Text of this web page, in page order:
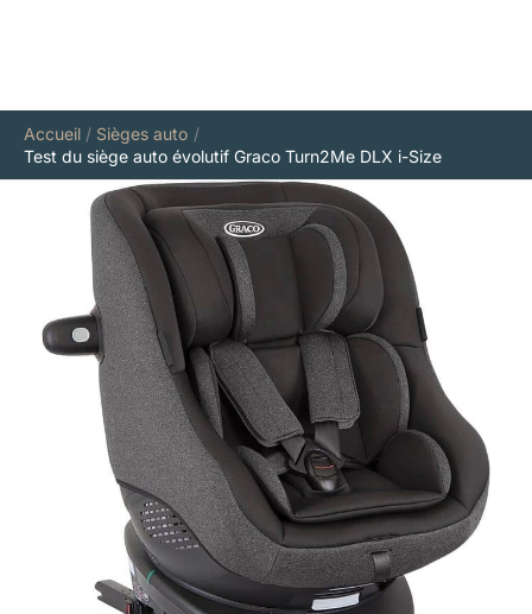
Accueil
Sièges auto
Test du siège auto évolutif Graco Turn2Me DLX i-Size